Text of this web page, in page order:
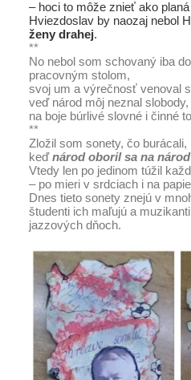
– hoci to môže znieť ako planá
Hviezdoslav by naozaj nebol
ženy drahej.
**
No nebol som schovaný iba
pracovným stolom,
svoj um a výrečnosť venoval
veď národ môj neznal slobody,
na boje búrlivé slovné i činné
**
Zložil som sonety, čo burácali,
keďnárod oboril sa na
Vtedy len po jedinom túžil
– po mieri v srdciach i na
Dnes tieto sonety znejú v
študenti ich maľujú a
jazzových dňoch.